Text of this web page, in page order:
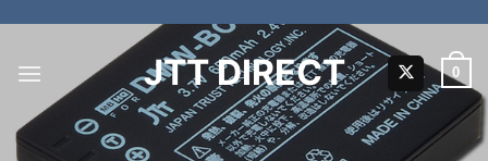
to
JTT DIRECT 0